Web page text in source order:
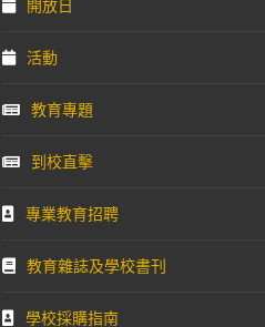
開放日
活動
教育專題
到校直擊
專業教育招聘
教育雜誌及學校書刊
學校採購指南